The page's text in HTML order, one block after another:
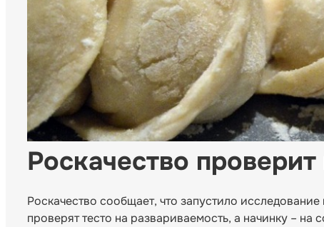
Роскачество
Роскачество сообщает, что запустило
проверят тесто на развариваемость, а начинку – на